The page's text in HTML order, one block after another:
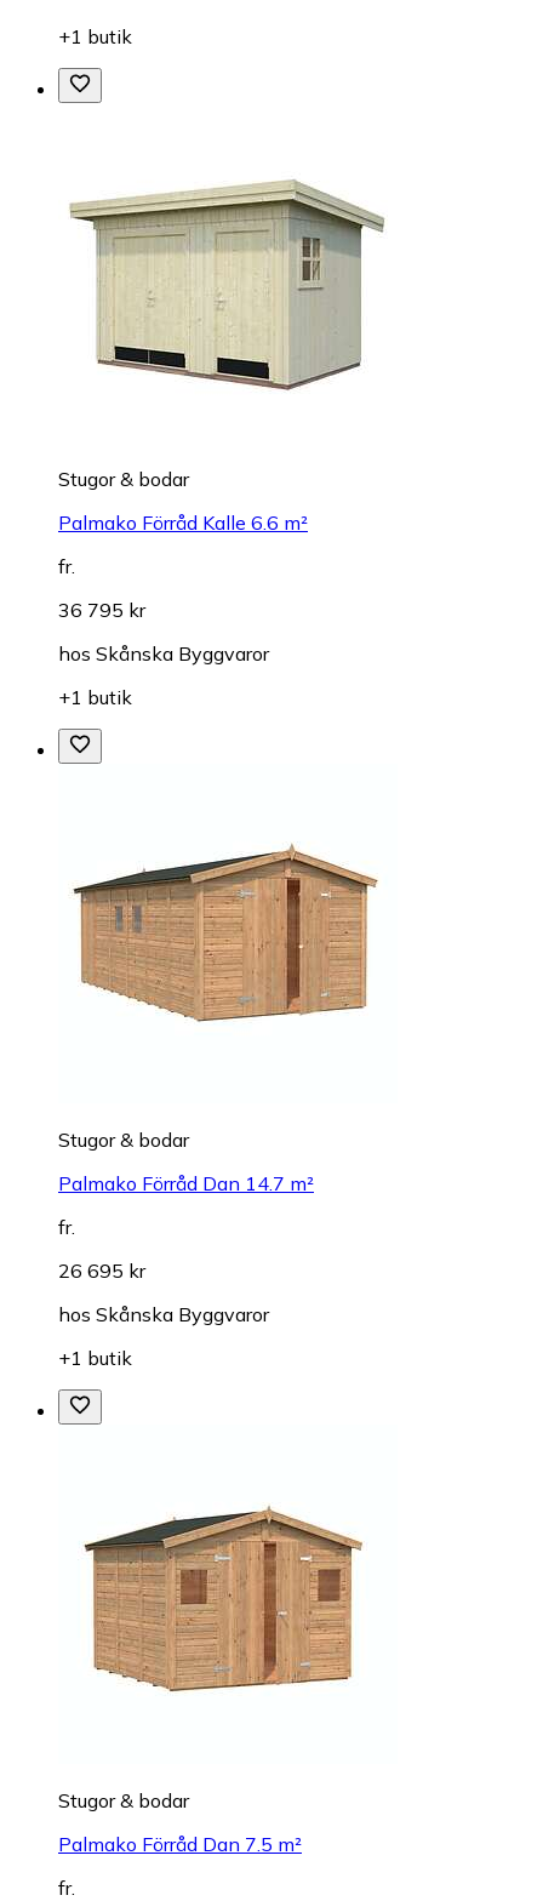
+1 butik
Stugor & bodar
Palmako Förråd Kalle 6.6 m²
fr.
36 795 kr
hos Skånska Byggvaror
+1 butik
Stugor & bodar
Palmako Förråd Dan 14.7 m²
fr.
26 695 kr
hos Skånska Byggvaror
+1 butik
Stugor & bodar
Palmako Förråd Dan 7.5 m²
fr.